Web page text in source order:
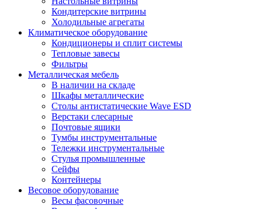
Кондитерские витрины
Холодильные агрегаты
Климатическое оборудование
Кондиционеры и сплит системы
Тепловые завесы
Фильтры
Металлическая мебель
В наличии на складе
Шкафы металлические
Столы антистатические Wave ESD
Верстаки слесарные
Почтовые ящики
Тумбы инструментальные
Тележки инструментальные
Стулья промышленные
Сейфы
Контейнеры
Весовое оборудование
Весы фасовочные